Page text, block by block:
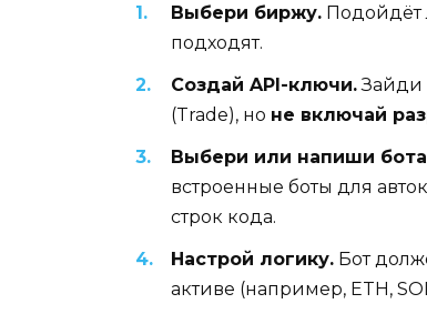
Выбери биржу. Подойдёт
подходят.
Создай API-ключи.Зайди
(Trade), но не включай
Выбери или напиши
встроенные боты для
строк кода.
Настрой логику. Бот
активе (например, ETH,